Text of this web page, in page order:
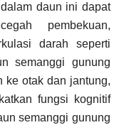
daun ini dapat
pembekuan,
darah seperti
semanggi gunung
ke otak dan jantung,
fungsi kognitif
semanggi gunung